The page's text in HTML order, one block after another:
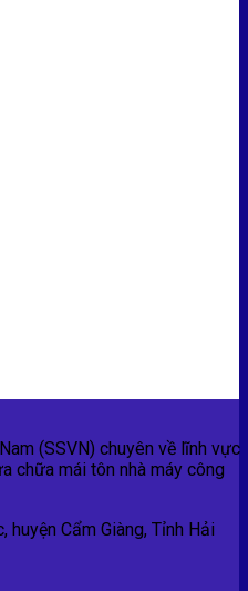
(SSVN) chuyên về lĩnh vực
chữa mái tôn nhà máy công
huyện Cẩm Giàng, Tỉnh Hải